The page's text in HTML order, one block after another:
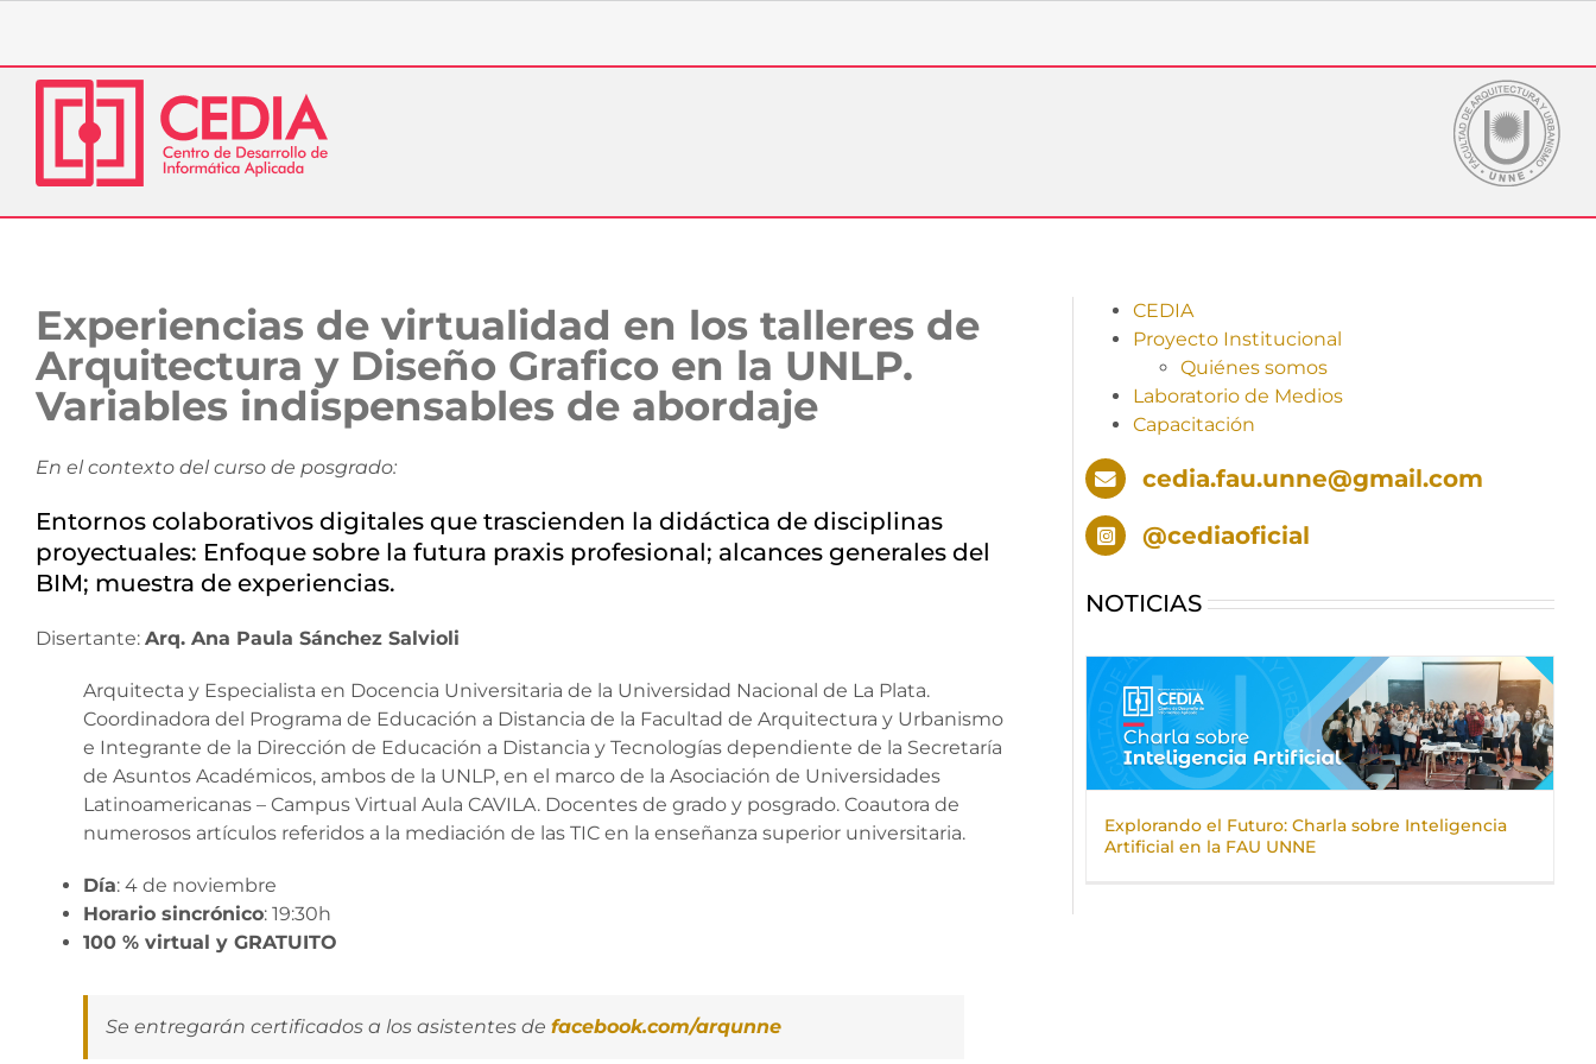
contenido
Experiencias de virtualidad en los talleres de
Arquitectura y Diseño Grafico en la UNLP.
Variables indispensables de abordaje
En el contexto del curso de posgrado:
Entornos colaborativos digitales que trascienden la didáctica de disciplinas
proyectuales: Enfoque sobre la futura praxis profesional; alcances generales del
BIM; muestra de experiencias.
Disertante: Arq. Ana Paula Sánchez Salvioli
Arquitecta y Especialista en Docencia Universitaria de la Universidad Nacional de La Plata.
Coordinadora del Programa de Educación a Distancia de la Facultad de Arquitectura y Urbanismo
e Integrante de la Dirección de Educación a Distancia y Tecnologías dependiente de la Secretaría
de Asuntos Académicos, ambos de la UNLP, en el marco de la Asociación de Universidades
Latinoamericanas – Campus Virtual Aula CAVILA. Docentes de grado y posgrado. Coautora de
numerosos artículos referidos a la mediación de las TIC en la enseñanza superior universitaria.
Día: 4 de noviembre
Horario sincrónico: 19:30h
100 % virtual y GRATUITO
Se entregarán certificados a los asistentes de facebook.com/arqunne
CEDIA
Proyecto Institucional
Quiénes somos
Laboratorio de Medios
Capacitación
cedia.fau.unne@gmail.com
@cediaoficial
NOTICIAS
Explorando el Futuro: Charla sobre Inteligencia
Artificial en la FAU UNNE